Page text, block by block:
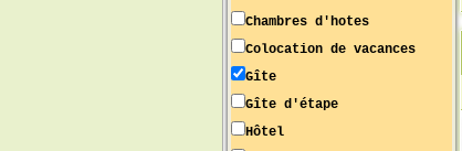
Chambres d'hotes
Colocation de vacances
Gîte
Gîte d'étape
Hôtel